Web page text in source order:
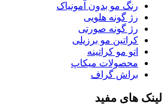
رنگ مو بدون آمونیاک
رژ گونه هلویی
رژ گونه صورتی
کراتین مو برزیلی
اتو مو کراتینه
محصولات میکاپ
براش گراف
لینک های مفید